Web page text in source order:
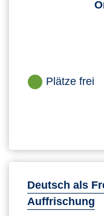
Plätze frei
Deutsch als
Auffrischung